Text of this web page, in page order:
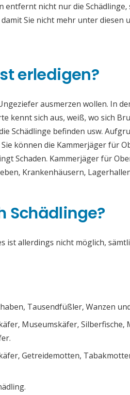
nicht nur die
Sie nicht mehr unter diesen
erledigen?
ausmerzen wollen. In
kennt sich aus, weiß, wo sich
Schädlinge befinden usw.
können die Kammerjäger für
Schaden. Kammerjäger für
Krankenhäusern,
Schädlinge?
ist allerdings nicht möglich,
Tausendfüßler, Wanzen
Museumskäfer, Silberfische,
Getreidemotten,